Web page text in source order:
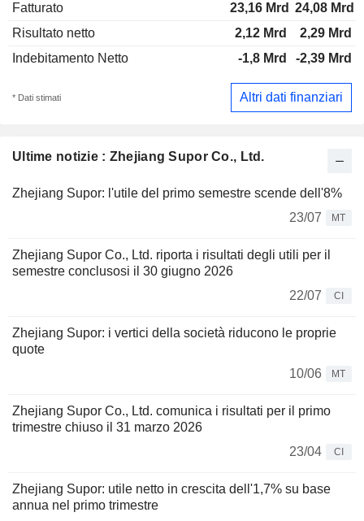
Ultime notizie : Zhejiang Supor Co., Ltd.
Zhejiang Supor: l'utile del primo semestre scende dell'8%
23/07
MT
Zhejiang Supor Co., Ltd. riporta i risultati degli utili per il
semestre conclusosi il 30 giugno 2026
22/07
CI
Zhejiang Supor: i vertici della società riducono le proprie
quote
10/06
MT
Zhejiang Supor Co., Ltd. comunica i risultati per il primo
trimestre chiuso il 31 marzo 2026
23/04
CI
Zhejiang Supor: utile netto in crescita dell'1,7% su base
annua nel primo trimestre
Fatturato
23,16 Mrd 24,08 Mrd
Risultato netto
2,12 Mrd
2,29 Mrd
Indebitamento Netto
-1,8 Mrd -2,39 Mrd
* Dati stimati Altri dati finanziari